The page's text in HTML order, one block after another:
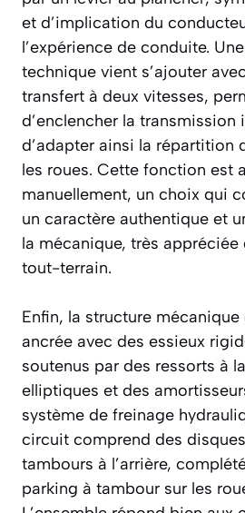
et d’implication du
l’expérience de conduite.
technique vient s’ajouter
transfert à deux vitesses,
d’enclencher la
d’adapter ainsi la répartition
les roues. Cette fonction est
manuellement, un choix qui
un caractère authentique et
la mécanique, très appréciée
tout-terrain.
Enfin, la structure
ancrée avec des essieux
soutenus par des ressorts à
elliptiques et des
système de freinage
circuit comprend des
tambours à l’arrière,
parking à tambour sur les